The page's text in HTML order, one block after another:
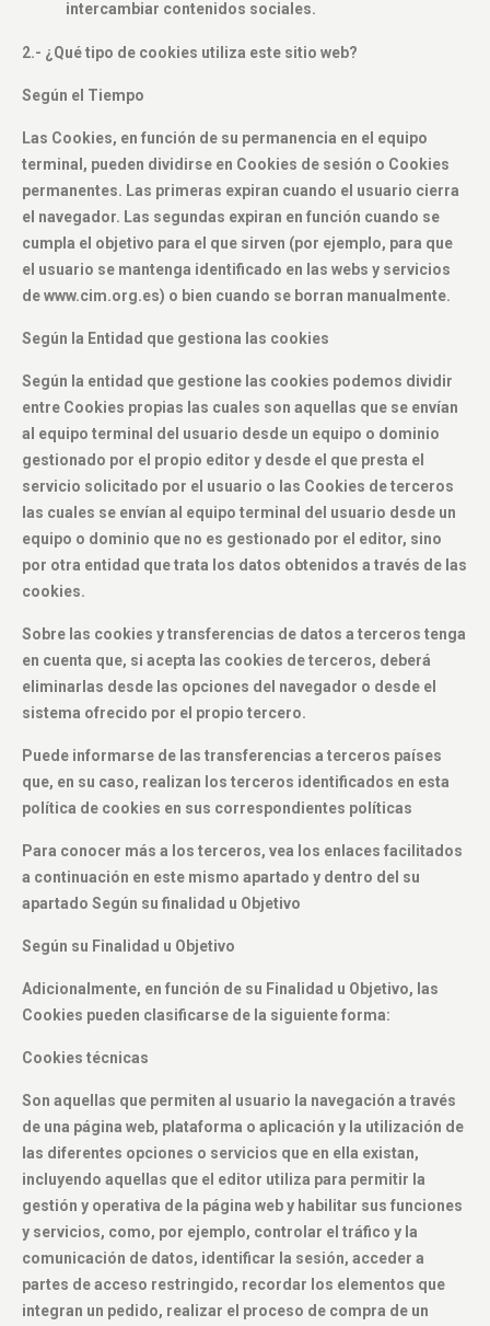
intercambiar contenidos sociales.
2.- ¿Qué tipo de cookies utiliza este sitio web?
Según el Tiempo
Las Cookies, en función de su permanencia en el equipo
terminal, pueden dividirse en Cookies de sesión o Cookies
permanentes. Las primeras expiran cuando el usuario cierra
el navegador. Las segundas expiran en función cuando se
cumpla el objetivo para el que sirven (por ejemplo, para que
el usuario se mantenga identificado en las webs y servicios
de www.cim.org.es) o bien cuando se borran manualmente.
Según la Entidad que gestiona las cookies
Según la entidad que gestione las cookies podemos dividir
entre Cookies propias las cuales son aquellas que se envían
al equipo terminal del usuario desde un equipo o dominio
gestionado por el propio editor y desde el que presta el
servicio solicitado por el usuario o las Cookies de terceros
las cuales se envían al equipo terminal del usuario desde un
equipo o dominio que no es gestionado por el editor, sino
por otra entidad que trata los datos obtenidos a través de las
cookies.
Sobre las cookies y transferencias de datos a terceros tenga
en cuenta que, si acepta las cookies de terceros, deberá
eliminarlas desde las opciones del navegador o desde el
sistema ofrecido por el propio tercero.
Puede informarse de las transferencias a terceros países
que, en su caso, realizan los terceros identificados en esta
política de cookies en sus correspondientes políticas
Para conocer más a los terceros, vea los enlaces facilitados
a continuación en este mismo apartado y dentro del su
apartado Según su finalidad u Objetivo
Según su Finalidad u Objetivo
Adicionalmente, en función de su Finalidad u Objetivo, las
Cookies pueden clasificarse de la siguiente forma:
Cookies técnicas
Son aquellas que permiten al usuario la navegación a través
de una página web, plataforma o aplicación y la utilización de
las diferentes opciones o servicios que en ella existan,
incluyendo aquellas que el editor utiliza para permitir la
gestión y operativa de la página web y habilitar sus funciones
y servicios, como, por ejemplo, controlar el tráfico y la
comunicación de datos, identificar la sesión, acceder a
partes de acceso restringido, recordar los elementos que
integran un pedido, realizar el proceso de compra de un